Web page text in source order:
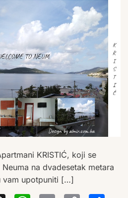
KRISTIĆ, koji se
na dvadesetak metara
vam upotpuniti […]